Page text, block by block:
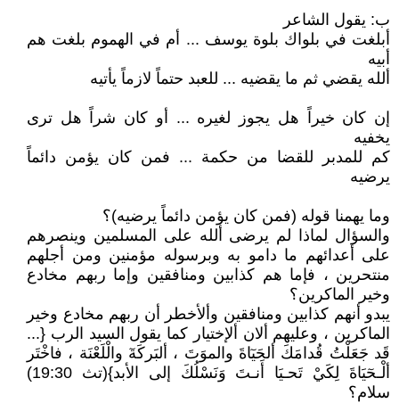
ب: يقول الشاعر
أبلغت في بلواك بلوة يوسف ... أم في الهموم بلغت هم
أبيه
ألله يقضي ثم ما يقضيه ... للعبد حتماً لازماً يأتيه
إن كان خيراً هل يجوز لغيره ... أو كان شراً هل ترى
يخفيه
كم للمدبر للقضا من حكمة ... فمن كان يؤمن دائماً
يرضيه
وما يهمنا قوله (فمن كان يؤمن دائماً يرضيه)؟
والسؤال لماذا لم يرضى ألله على المسلمين وينصرهم
على أعدائهم ما دامو به وبرسوله مؤمنين ومن أجلهم
منتحرين ، فإما هم كذابين ومنافقين وإما ربهم مخادع
وخير الماكرين؟
يبدو أنهم كذابين ومنافقين وألأخطر أن ربهم مخادع وخير
الماكرين ، وعليهم ألان ألإختيار كما يقول السيد الرب {...
قَد جَعَلْتُ قُدامَكَ ألحَيٓاةَ والموَتَ ، ألبَركَةٓ والْلَعْنَة ، فاخْتَر
ألْـحٓيَاةَ لِكَيْ تَحـيَا أَنـتَ وَنَسْلُكَ إلى الأبد}(تث 19:30)
سلام؟